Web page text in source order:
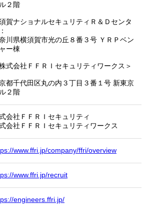
２階
賀ナショナルセキュリティＲ＆Ｄセンタ
川県横須賀市光の丘８番３号 ＹＲＰベン
ー棟
式会社ＦＦＲＩセキュリティワークス＞
都千代田区丸の内３丁目３番１号 新東京
２階
会社ＦＦＲＩセキュリティ
会社ＦＦＲＩセキュリティワークス
www.ffri.jp/company/ffri/overview
www.ffri.jp/recruit
engineers.ffri.jp/